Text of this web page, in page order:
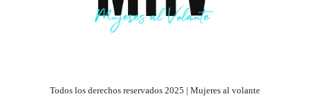
Todos los derechos reservados 2025 | Mujeres al volante